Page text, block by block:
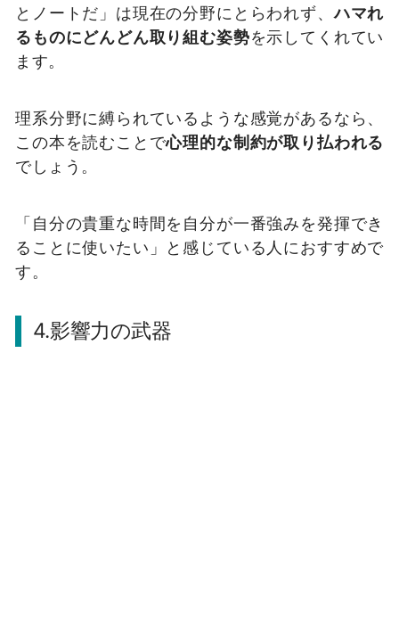
とノートだ」は現在の分野にとらわれず、ハマれ
るものにどんどん取り組む姿勢を示してくれてい
ます。
理系分野に縛られているような感覚があるなら、
この本を読むことで心理的な制約が取り払われる
でしょう。
「自分の貴重な時間を自分が一番強みを発揮でき
ることに使いたい」と感じている人におすすめで
す。
4.影響力の武器